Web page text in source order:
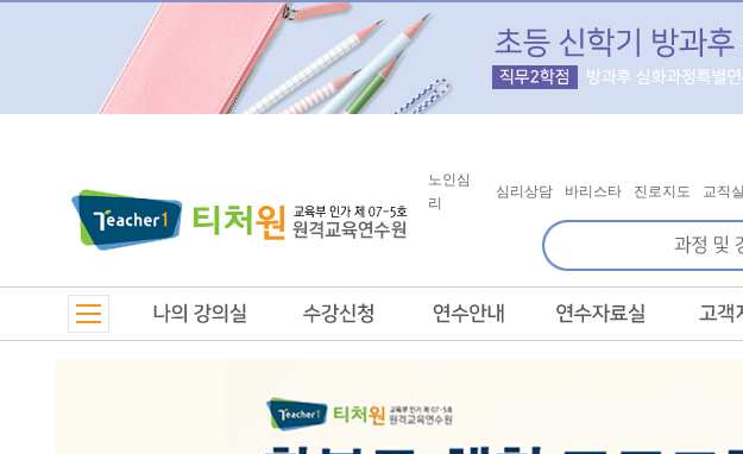
노인심
리
심리상담 바리스타 진로지도 교직